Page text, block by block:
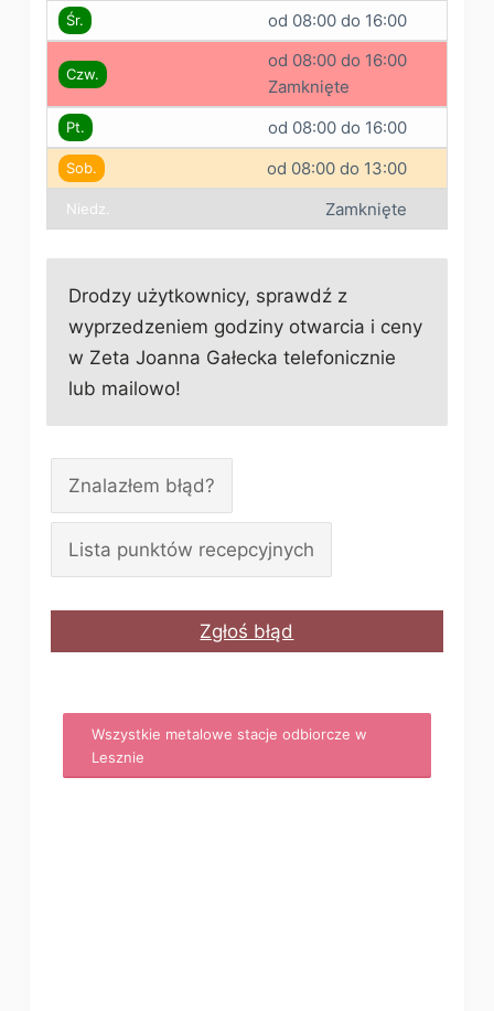
Śr. od 08:00 do 16:00
Czw.
od 08:00 do 16:00
Zamknięte
Pt. od 08:00 do 16:00
Sob. od 08:00 do 13:00
Niedz. Zamknięte
Drodzy użytkownicy, sprawdź z
wyprzedzeniem godziny otwarcia i ceny
w Zeta Joanna Gałecka telefonicznie
lub mailowo!
Znalazłem błąd?
Lista punktów recepcyjnych
Zgłoś błąd
Wszystkie metalowe stacje odbiorcze w
Lesznie